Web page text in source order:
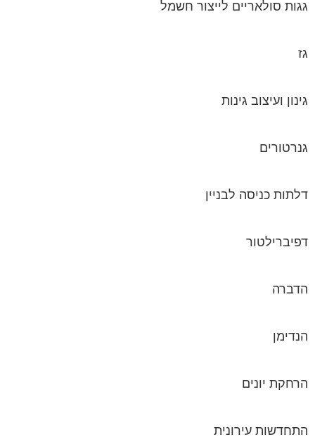
גגות סולאריים לייצור חשמל
גז
גינון ועיצוב גינות
גנרטורים
דלתות כניסה לבניין
דפיברילטור
הדברה
הנדימן
הרחקת יונים
התחדשות עירונית